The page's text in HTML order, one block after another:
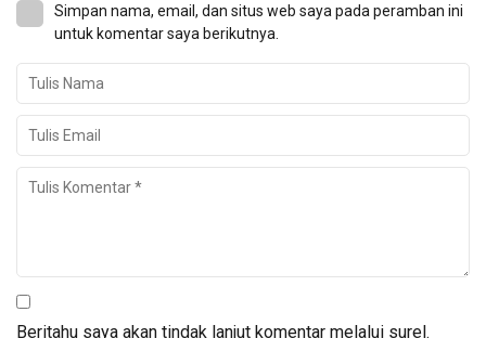
Simpan nama, email, dan situs web saya pada peramban ini
untuk komentar saya berikutnya.
Beritahu saya akan tindak lanjut komentar melalui surel.